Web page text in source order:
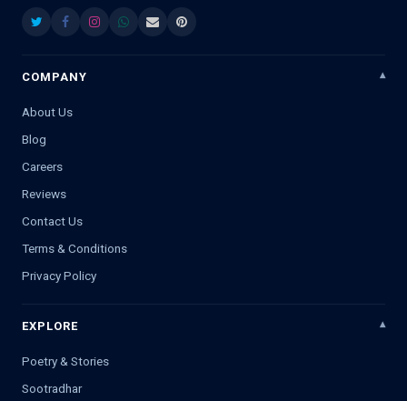
COMPANY
About Us
Blog
Careers
Reviews
Contact Us
Terms & Conditions
Privacy Policy
EXPLORE
Poetry & Stories
Sootradhar